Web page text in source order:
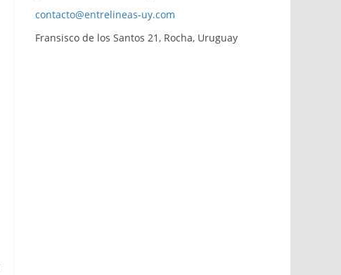
contacto@entrelineas-uy.com
Fransisco de los Santos 21, Rocha, Uruguay